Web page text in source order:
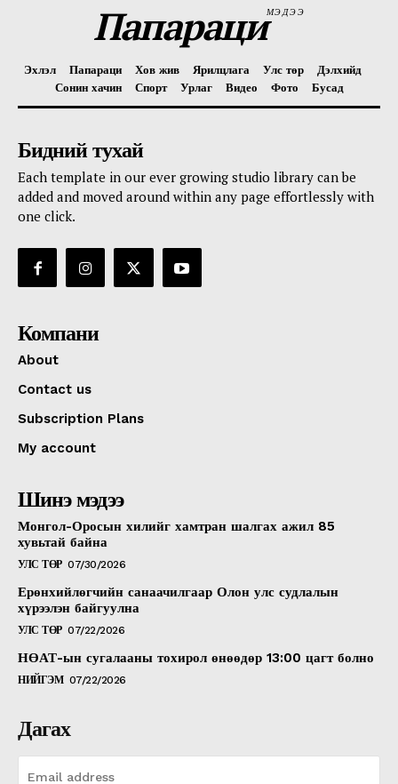
ПапарациМЭДЭЭ
Эхлэл Папараци Хов жив Ярилцлага Улс төр
Дэлхийд
Сонин хачин
Спорт Урлаг Видео Фото Бусад
Бидний тухай
Each template in our ever growing studio library can be
added and moved around within any page effortlessly with
one click.
Компани
About
Contact us
Subscription Plans
My account
Шинэ мэдээ
Монгол-Оросын хилийг хамтран шалгах ажил 85
хувьтай байна
УЛС ТӨР 07/30/2026
Ерөнхийлөгчийн санаачилгаар Олон улс судлалын
хүрээлэн байгуулна
УЛС ТӨР 07/22/2026
НӨАТ-ын сугалааны тохирол өнөөдөр 13:00 цагт болно
НИЙГЭМ 07/22/2026
Дагах